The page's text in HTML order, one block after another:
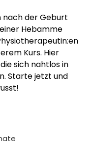
nach der Geburt
Hebamme
Kurs. Hier
sich nahtlos in
Starte jetzt und